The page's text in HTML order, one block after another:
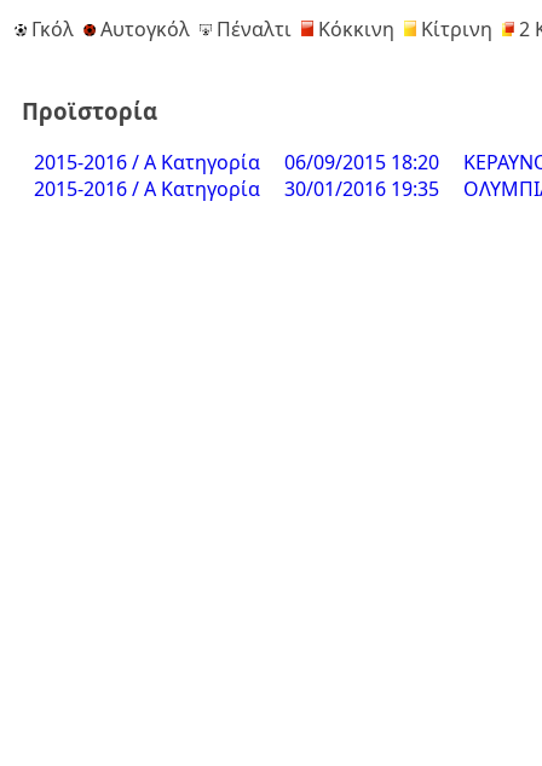
Γκόλ Αυτογκόλ Πέναλτι Κόκκινη Κίτρινη 2
Προϊστορία
2015-2016 / Α Κατηγορία 06/09/2015 18:20
2015-2016 / Α Κατηγορία
30/01/2016 19:35